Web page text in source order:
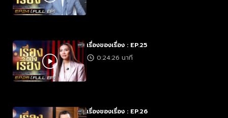
เรื่องของเรื่อง : EP.25
0:24:26 นาที
เรื่องของเรื่อง : EP.26